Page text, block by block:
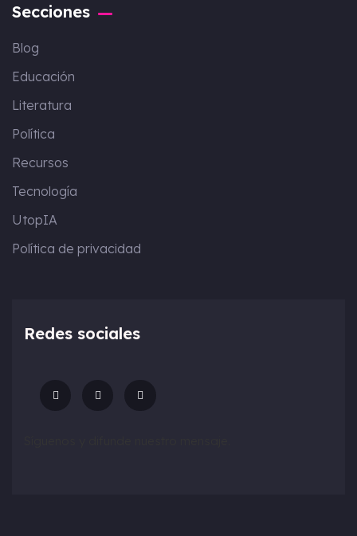
Secciones
Blog
Educación
Literatura
Política
Recursos
Tecnología
UtopIA
Política de privacidad
Redes sociales